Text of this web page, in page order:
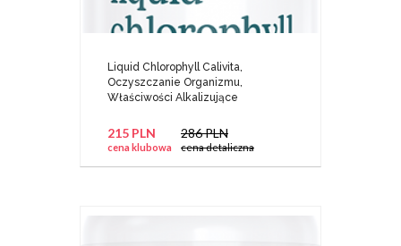
Liquid Chlorophyll Calivita,
Oczyszczanie Organizmu,
Właściwości Alkalizujące
215 PLN
cena klubowa
286 PLN
cena detaliczna